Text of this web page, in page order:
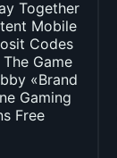
Together
Mobile
Codes
Game
«Brand
Gaming
Free